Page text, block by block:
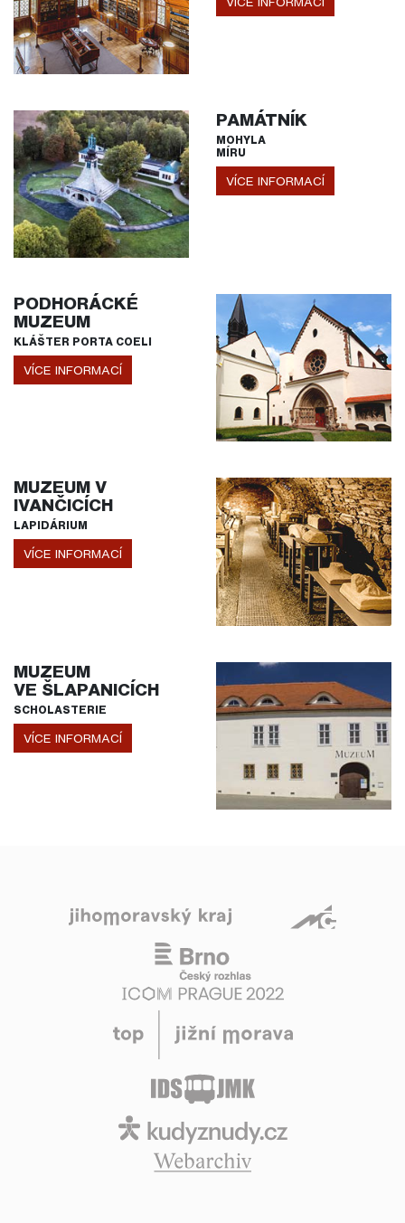
PAMÁTNÍK
MOHYLA
MÍRU
VÍCE INFORMACÍ
PODHORÁCKÉ
MUZEUM
KLÁŠTER PORTA COELI
VÍCE INFORMACÍ
MUZEUM V
IVANČICÍCH
LAPIDÁRIUM
VÍCE INFORMACÍ
MUZEUM
VE ŠLAPANICÍCH
SCHOLASTERIE
VÍCE INFORMACÍ